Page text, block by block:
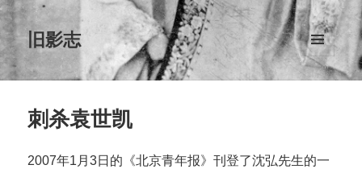
旧影志
菜单和
挂件
刺杀袁世凯
2007年1月3日的《北京青年报》刊登了沈弘先生的一